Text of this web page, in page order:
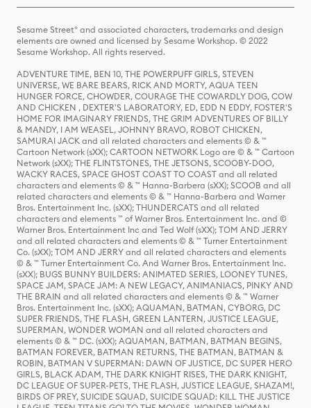
Sesame Street® and associated characters, trademarks and design
elements are owned and licensed by Sesame Workshop. © 2022
Sesame Workshop. All rights reserved.
ADVENTURE TIME, BEN 10, THE POWERPUFF GIRLS, STEVEN
UNIVERSE, WE BARE BEARS, RICK AND MORTY, AQUA TEEN
HUNGER FORCE, CHOWDER, COURAGE THE COWARDLY DOG, COW
AND CHICKEN , DEXTER'S LABORATORY, ED, EDD N EDDY, FOSTER'S
HOME FOR IMAGINARY FRIENDS, THE GRIM ADVENTURES OF BILLY
& MANDY, I AM WEASEL, JOHNNY BRAVO, ROBOT CHICKEN,
SAMURAI JACK and all related characters and elements © & ™
Cartoon Network (sXX); CARTOON NETWORK Logo are © & ™ Cartoon
Network (sXX); THE FLINTSTONES, THE JETSONS, SCOOBY-DOO,
WACKY RACES, SPACE GHOST COAST TO COAST and all related
characters and elements © & ™ Hanna-Barbera (sXX); SCOOB and all
related characters and elements © & ™ Hanna-Barbera and Warner
Bros. Entertainment Inc. (sXX); THUNDERCATS and all related
characters and elements ™ of Warner Bros. Entertainment Inc. and ©
Warner Bros. Entertainment Inc and Ted Wolf (sXX); TOM AND JERRY
and all related characters and elements © & ™ Turner Entertainment
Co. (sXX); TOM AND JERRY and all related characters and elements
© & ™ Turner Entertainment Co. And Warner Bros. Entertainment Inc.
(sXX); BUGS BUNNY BUILDERS: ANIMATED SERIES, LOONEY TUNES,
SPACE JAM, SPACE JAM: A NEW LEGACY, ANIMANIACS, PINKY AND
THE BRAIN and all related characters and elements © & ™ Warner
Bros. Entertainment Inc. (sXX); AQUAMAN, BATMAN, CYBORG, DC
SUPER FRIENDS, THE FLASH, GREEN LANTERN, JUSTICE LEAGUE,
SUPERMAN, WONDER WOMAN and all related characters and
elements © & ™ DC. (sXX); AQUAMAN, BATMAN, BATMAN BEGINS,
BATMAN FOREVER, BATMAN RETURNS, THE BATMAN, BATMAN &
ROBIN, BATMAN V SUPERMAN: DAWN OF JUSTICE, DC SUPER HERO
GIRLS, BLACK ADAM, THE DARK KNIGHT RISES, THE DARK KNIGHT,
DC LEAGUE OF SUPER-PETS, THE FLASH, JUSTICE LEAGUE, SHAZAM!,
BIRDS OF PREY, SUICIDE SQUAD, SUICIDE SQUAD: KILL THE JUSTICE